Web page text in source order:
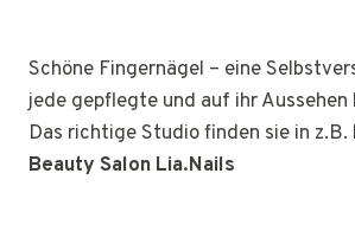
Schöne Fingernägel – eine
jede gepflegte und auf ihr Aussehen
Das richtige Studio finden sie in
Beauty Salon Lia.Nails